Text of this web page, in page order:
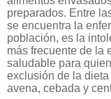
preparados. Entre
se encuentra la
población, es la
más frecuente de la
saludable para
exclusión de la
avena, cebada y